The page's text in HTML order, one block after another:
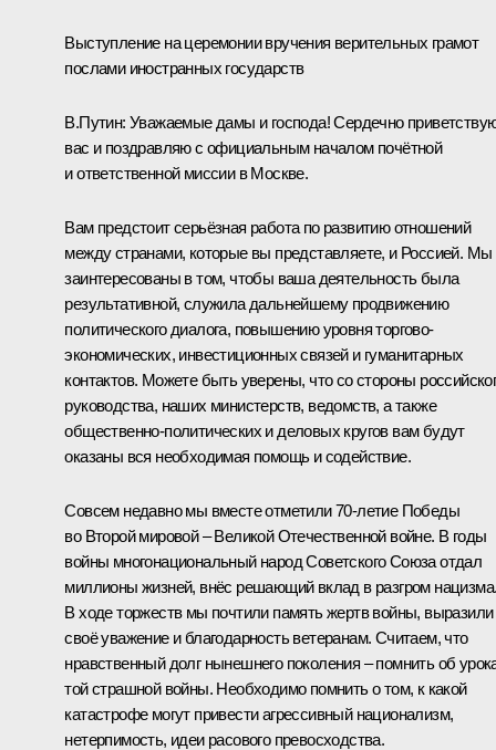
Выступление на церемонии вручения верительных грамот
послами иностранных государств
В.Путин: Уважаемые дамы и господа! Сердечно
вас и поздравляю с официальным началом почётной
и ответственной миссии в Москве.
Вам предстоит серьёзная работа по развитию отношений
между странами, которые вы представляете, и Россией. Мы
заинтересованы в том, чтобы ваша деятельность была
результативной, служила дальнейшему продвижению
политического диалога, повышению уровня торгово-
экономических, инвестиционных связей и гуманитарных
контактов. Можете быть уверены, что со стороны
руководства, наших министерств, ведомств, а также
общественно-политических и деловых кругов вам будут
оказаны вся необходимая помощь и содействие.
Совсем недавно мы вместе отметили 70-летие Победы
во Второй мировой – Великой Отечественной войне. В годы
войны многонациональный народ Советского Союза отдал
миллионы жизней, внёс решающий вклад в разгром
В ходе торжеств мы почтили память жертв войны, выразили
своё уважение и благодарность ветеранам. Считаем, что
нравственный долг нынешнего поколения – помнить об
той страшной войны. Необходимо помнить о том, к какой
катастрофе могут привести агрессивный национализм,
нетерпимость, идеи расового превосходства.